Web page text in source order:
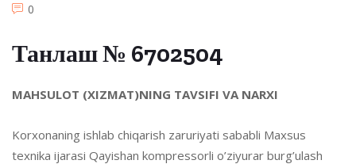
0
Танлаш № 6702504
MAHSULOT (XIZMAT)NING TAVSIFI VA NARXI
Korxonaning ishlab chiqarish zaruriyati sababli Maxsus
texnika ijarasi Qayishan kompressorli o’ziyurar burg’ulash